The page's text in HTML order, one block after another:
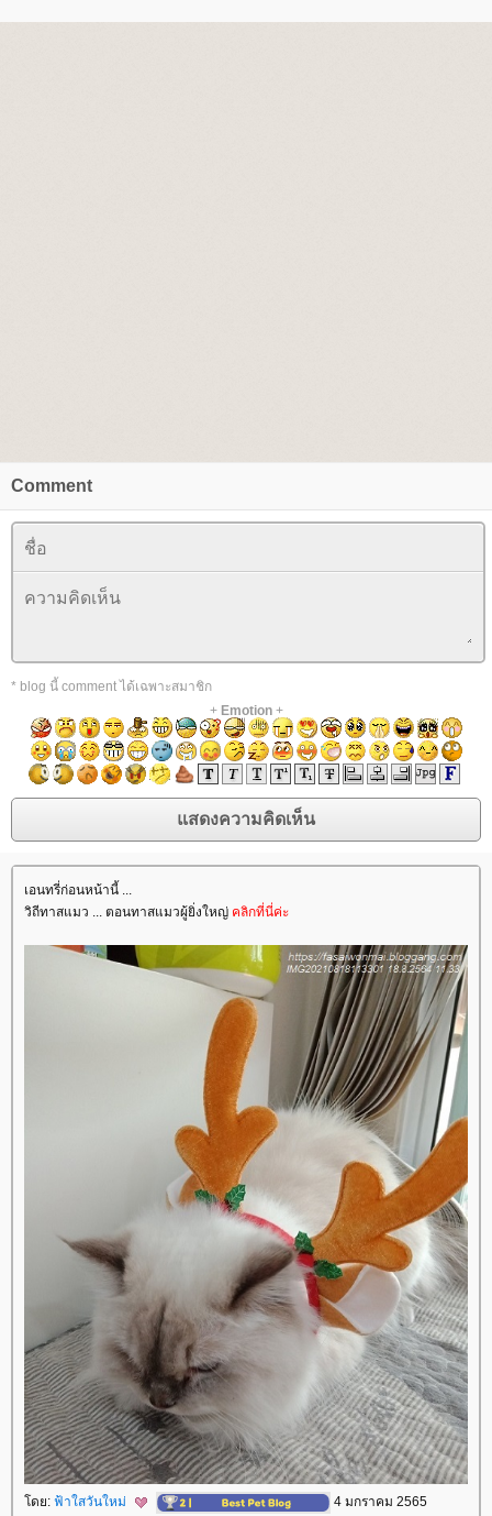
Comment
* blog นี้ comment ได้เฉพาะสมาชิก
+ Emotion+
เอนทรี่ก่อนหน้านี้ ...
วิถีทาสแมว ... ตอนทาสแมวผู้ยิ่งใหญ่ คลิกที่นี่ค่ะ
ดย: ฟ้าใสวันใหม่
4 มกราคม 2565